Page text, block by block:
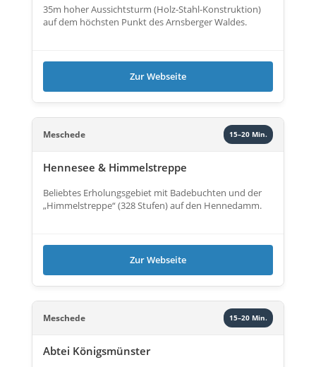
35m hoher Aussichtsturm (Holz-Stahl-Konstruktion)
auf dem höchsten Punkt des Arnsberger Waldes.
Zur Webseite
Meschede 15–20 Min.
Hennesee & Himmelstreppe
Beliebtes Erholungsgebiet mit Badebuchten und der
„Himmelstreppe“ (328 Stufen) auf den Hennedamm.
Zur Webseite
Meschede 15–20 Min.
Abtei Königsmünster